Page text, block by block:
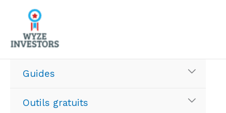
contenu
Guides
Outils gratuits